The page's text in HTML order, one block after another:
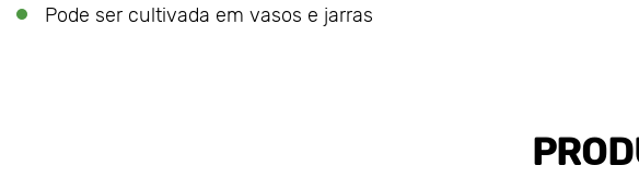
Pode ser cultivada em vasos e jarras